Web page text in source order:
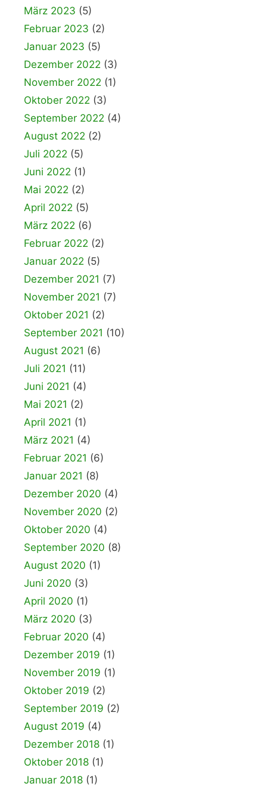
März 2023 (5)
Februar 2023 (2)
Januar 2023 (5)
Dezember 2022 (3)
November 2022 (1)
Oktober 2022 (3)
September 2022 (4)
August 2022 (2)
Juli 2022 (5)
Juni 2022 (1)
Mai 2022 (2)
April 2022 (5)
März 2022 (6)
Februar 2022 (2)
Januar 2022 (5)
Dezember 2021 (7)
November 2021 (7)
Oktober 2021 (2)
September 2021 (10)
August 2021 (6)
Juli 2021 (11)
Juni 2021 (4)
Mai 2021 (2)
April 2021 (1)
März 2021 (4)
Februar 2021 (6)
Januar 2021 (8)
Dezember 2020 (4)
November 2020 (2)
Oktober 2020 (4)
September 2020 (8)
August 2020 (1)
Juni 2020 (3)
April 2020 (1)
März 2020 (3)
Februar 2020 (4)
Dezember 2019 (1)
November 2019 (1)
Oktober 2019 (2)
September 2019 (2)
August 2019 (4)
Dezember 2018 (1)
Oktober 2018 (1)
Januar 2018 (1)